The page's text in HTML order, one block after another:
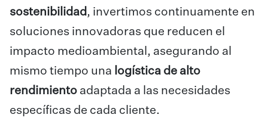
sostenibilidad , invertimos continuamente en
soluciones innovadoras que reducen el
impacto medioambiental, asegurando al
mismo tiempo una logística de alto
rendimiento adaptada a las necesidades
específicas de cada cliente.